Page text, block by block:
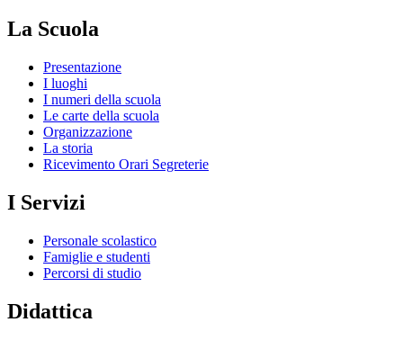
La Scuola
Presentazione
I luoghi
I numeri della scuola
Le carte della scuola
Organizzazione
La storia
Ricevimento Orari Segreterie
I Servizi
Personale scolastico
Famiglie e studenti
Percorsi di studio
Didattica